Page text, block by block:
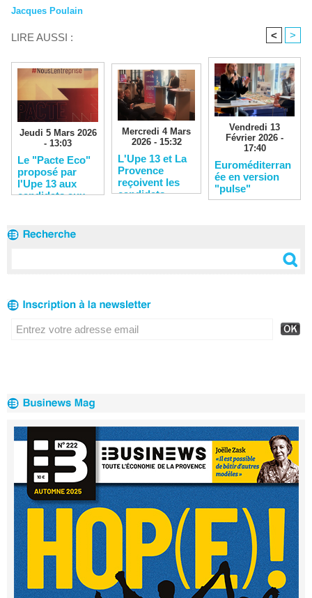
Jacques Poulain
LIRE AUSSI : < >
Jeudi 5 Mars 2026
- 13:03
Le "Pacte Eco"
proposé par
l'Upe 13 aux
candidats aux
Mercredi 4 Mars
2026 - 15:32
L'Upe 13 et La
Provence
reçoivent les
candidats
Vendredi 13
Février 2026 -
17:40
Euroméditerran
ée en version
"pulse"